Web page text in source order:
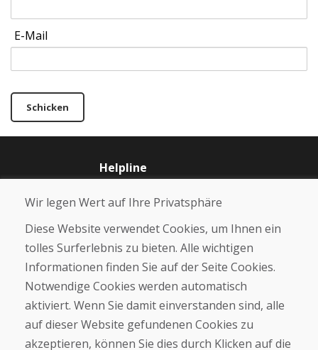
E-Mail
Schicken
Helpline
info@domivosport.ch
Über uns
Blog
Über uns
Geschäft
Kontakt
Kaufen
Wir legen Wert auf Ihre Privatsphäre
Diese Website verwendet Cookies, um Ihnen ein
tolles Surferlebnis zu bieten. Alle wichtigen
Informationen finden Sie auf der Seite Cookies.
Notwendige Cookies werden automatisch
aktiviert. Wenn Sie damit einverstanden sind, alle
auf dieser Website gefundenen Cookies zu
akzeptieren, können Sie dies durch Klicken auf die